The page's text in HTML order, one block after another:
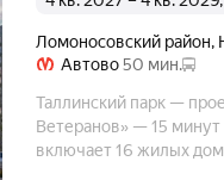
Автово50 мин.
Ломоносовский район,
Таллинский парк —
Ветеранов» — 15
включает 16 жилых